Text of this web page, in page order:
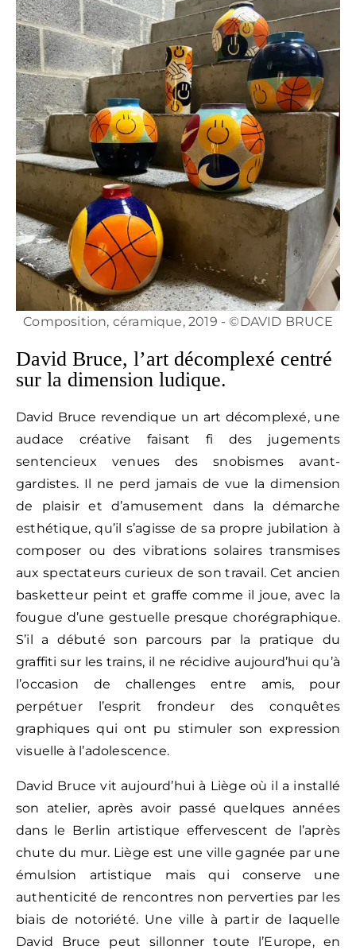
Composition, céramique, 2019 - ©DAVID BRUCE
David Bruce, l’art décomplexé centré
sur la dimension ludique.
David Bruce revendique un art décomplexé, une
audace créative faisant fi des jugements
sentencieux venues des snobismes avant-
gardistes. Il ne perd jamais de vue la dimension
de plaisir et d’amusement dans la démarche
esthétique, qu’il s’agisse de sa propre jubilation à
composer ou des vibrations solaires transmises
aux spectateurs curieux de son travail. Cet ancien
basketteur peint et graffe comme il joue, avec la
fougue d’une gestuelle presque chorégraphique.
S’il a débuté son parcours par la pratique du
graffiti sur les trains, il ne récidive aujourd’hui qu’à
l’occasion de challenges entre amis, pour
perpétuer l’esprit frondeur des conquêtes
graphiques qui ont pu stimuler son expression
visuelle à l’adolescence.
David Bruce vit aujourd’hui à Liège où il a installé
son atelier, après avoir passé quelques années
dans le Berlin artistique effervescent de l’après
chute du mur. Liège est une ville gagnée par une
émulsion artistique mais qui conserve une
authenticité de rencontres non perverties par les
biais de notoriété. Une ville à partir de laquelle
David Bruce peut sillonner toute l’Europe, en